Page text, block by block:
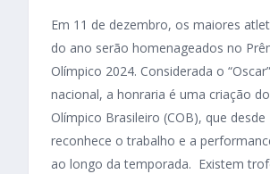
Em 11 de dezembro, os maiores
do ano serão homenageados no
Olímpico 2024. Considerada o
nacional, a honraria é uma criação
Olímpico Brasileiro (COB), que desde
reconhece o trabalho e a
ao longo da temporada. Existem